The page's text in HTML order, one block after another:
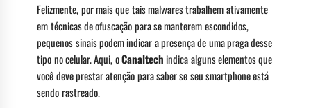
Felizmente, por mais que tais malwares trabalhem ativamente
em técnicas de ofuscação para se manterem escondidos,
pequenos sinais podem indicar a presença de uma praga desse
tipo no celular. Aqui, oCanaltech indica alguns elementos que
você deve prestar atenção para saber se seu smartphone está
sendo rastreado.